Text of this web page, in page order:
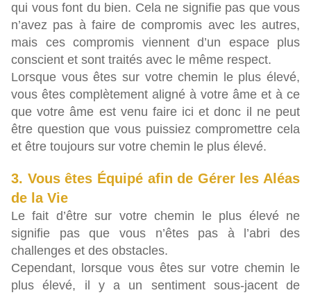
qui vous font du bien. Cela ne signifie pas que vous
n’avez pas à faire de compromis avec les autres,
mais ces compromis viennent d’un espace plus
conscient et sont traités avec le même respect.
Lorsque vous êtes sur votre chemin le plus élevé,
vous êtes complètement aligné à votre âme et à ce
que votre âme est venu faire ici et donc il ne peut
être question que vous puissiez compromettre cela
et être toujours sur votre chemin le plus élevé.
3. Vous êtes Équipé afin de Gérer les Aléas
de la Vie
Le fait d’être sur votre chemin le plus élevé ne
signifie pas que vous n’êtes pas à l’abri des
challenges et des obstacles.
Cependant, lorsque vous êtes sur votre chemin le
plus élevé, il y a un sentiment sous-jacent de